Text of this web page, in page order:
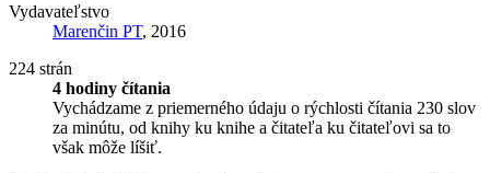
Vydavateľstvo
Marenčin PT, 2016
224 strán
4 hodiny čítania
Vychádzame z priemerného údaju o rýchlosti čítania 230 slov
za minútu, od knihy ku knihe a čitateľa ku čitateľovi sa to
však môže líšiť.